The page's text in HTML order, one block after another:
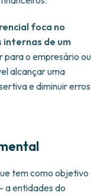
foca no
de um
para o empresário ou
alcançar uma
e diminuir erros
tem como objetivo
a entidades do